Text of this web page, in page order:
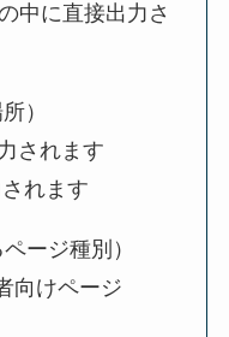
中に直接出力さ
）
されます
れます
ページ種別）
向けページ